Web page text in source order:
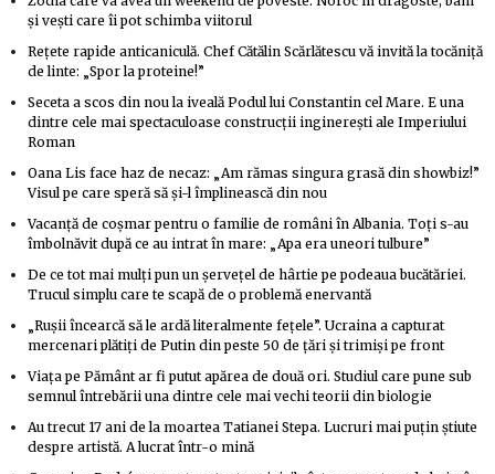
și vești care îi pot schimba viitorul
Rețete rapide anticaniculă. Chef Cătălin Scărlătescu vă invită la tocăniță
de linte: „Spor la proteine!”
Seceta a scos din nou la iveală Podul lui Constantin cel Mare. E una
dintre cele mai spectaculoase construcții inginerești ale Imperiului
Roman
Oana Lis face haz de necaz: „Am rămas singura grasă din showbiz!”
Visul pe care speră să și-l împlinească din nou
Vacanță de coșmar pentru o familie de români în Albania. Toți s-au
îmbolnăvit după ce au intrat în mare: „Apa era uneori tulbure”
De ce tot mai mulți pun un șervețel de hârtie pe podeaua bucătăriei.
Trucul simplu care te scapă de o problemă enervantă
„Rușii încearcă să le ardă literalmente fețele”. Ucraina a capturat
mercenari plătiți de Putin din peste 50 de țări și trimiși pe front
Viața pe Pământ ar fi putut apărea de două ori. Studiul care pune sub
semnul întrebării una dintre cele mai vechi teorii din biologie
Au trecut 17 ani de la moartea Tatianei Stepa. Lucruri mai puțin știute
despre artistă. A lucrat într-o mină